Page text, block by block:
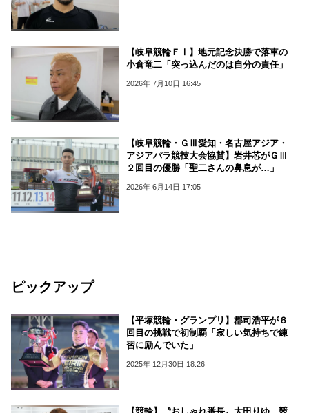
【岐阜競輪ＦⅠ】地元記念決勝で落車の
小倉竜二「突っ込んだのは自分の責任」
2026年 7月10日 16:45
【岐阜競輪・ＧⅢ愛知・名古屋アジア・
アジアパラ競技大会協賛】岩井芯がＧⅢ
２回目の優勝「聖二さんの鼻息が…」
2026年 6月14日 17:05
ピックアップ
【平塚競輪・グランプリ】郡司浩平が６
回目の挑戦で初制覇「寂しい気持ちで練
習に励んでいた」
2025年 12月30日 18:26